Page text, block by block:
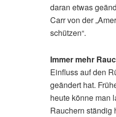
daran etwas
Carr von der
schützen“.
Immer mehr
Einfluss auf den
geändert hat.
heute könne man
Rauchern ständig